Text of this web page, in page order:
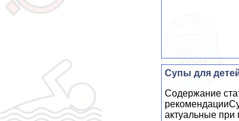
Супы для
Содержание
актуальные при